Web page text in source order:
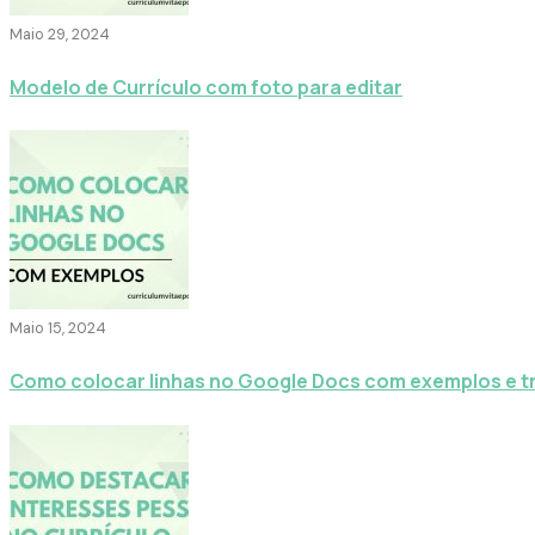
Maio 29, 2024
Modelo de Currículo com foto para editar
Maio 15, 2024
Como colocar linhas no Google Docs com exemplos e